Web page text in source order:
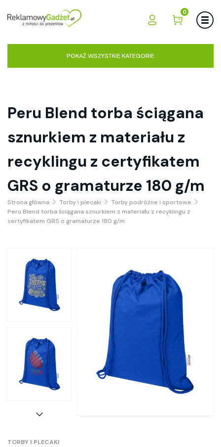
0
POKAŻ WSZYSTKIE KATEGORIE
Peru Blend torba ściągana
sznurkiem z materiału z
recyklingu z certyfikatem
GRS o gramaturze 180 g/m
Strona główna Torby i plecaki
Torby podróżne i sportowe
Peru Blend torba ściągana sznurkiem z materiału z recyklingu z
certyfikatem GRS o gramaturze 180 g/m
TORBY I PLECAKI